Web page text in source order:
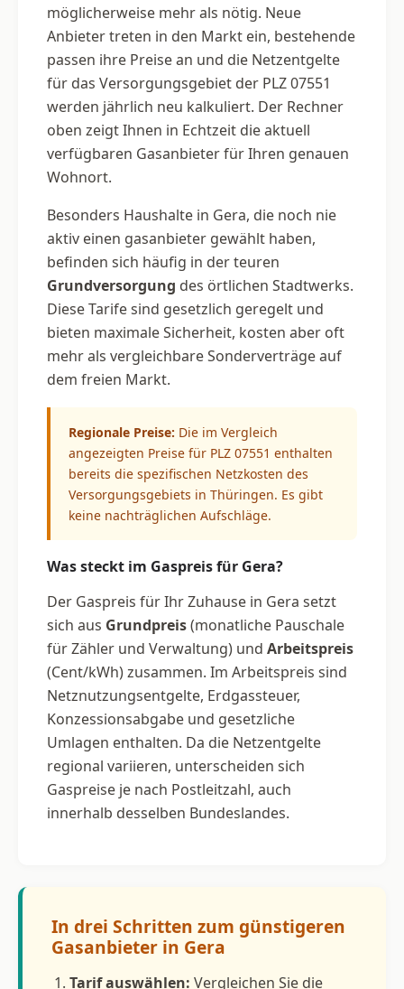
möglicherweise mehr als nötig. Neue
Anbieter treten in den Markt ein, bestehende
passen ihre Preise an und die Netzentgelte
für das Versorgungsgebiet der PLZ 07551
werden jährlich neu kalkuliert. Der Rechner
oben zeigt Ihnen in Echtzeit die aktuell
verfügbaren Gasanbieter für Ihren genauen
Wohnort.
Besonders Haushalte in Gera, die noch nie
aktiv einen gasanbieter gewählt haben,
befinden sich häufig in der teuren
Grundversorgung des örtlichen Stadtwerks.
Diese Tarife sind gesetzlich geregelt und
bieten maximale Sicherheit, kosten aber oft
mehr als vergleichbare Sonderverträge auf
dem freien Markt.
Regionale Preise: Die im Vergleich
angezeigten Preise für PLZ 07551 enthalten
bereits die spezifischen Netzkosten des
Versorgungsgebiets in Thüringen. Es gibt
keine nachträglichen Aufschläge.
Was steckt im Gaspreis für Gera?
Der Gaspreis für Ihr Zuhause in Gera setzt
sich aus Grundpreis(monatliche Pauschale
für Zähler und Verwaltung) und Arbeitspreis
(Cent/kWh) zusammen. Im Arbeitspreis sind
Netznutzungsentgelte, Erdgassteuer,
Konzessionsabgabe und gesetzliche
Umlagen enthalten. Da die Netzentgelte
regional variieren, unterscheiden sich
Gaspreise je nach Postleitzahl, auch
innerhalb desselben Bundeslandes.
In drei Schritten zum günstigeren
Gasanbieter in Gera
Tarif auswählen: Vergleichen Sie die